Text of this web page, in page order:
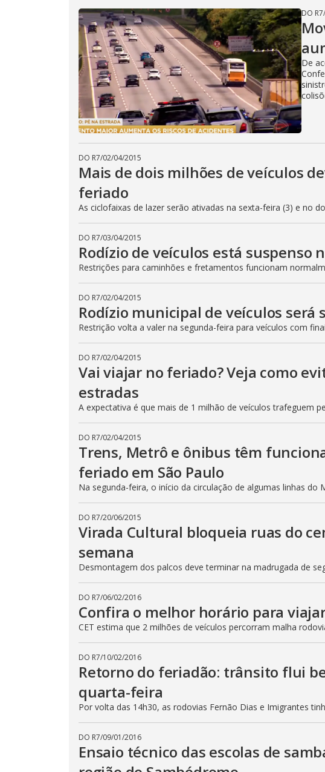
DO R7/
De
DO R7/02/04/2015
Mais de dois milhões de veículos
feriado
As ciclofaixas de lazer serão ativadas na sexta-feira (3) e no
DO R7/03/04/2015
Rodízio de veículos está suspenso
Restrições para caminhões e fretamentos funcionam
DO R7/02/04/2015
Rodízio municipal de veículos será
Restrição volta a valer na segunda-feira para veículos com
DO R7/02/04/2015
Vai viajar no feriado? Veja como
estradas
A expectativa é que mais de 1 milhão de veículos trafeguem
DO R7/02/04/2015
Trens, Metrô e ônibus têm
feriado em São Paulo
Na segunda-feira, o início da circulação de algumas linhas do
DO R7/20/06/2015
Virada Cultural bloqueia ruas do
semana
Desmontagem dos palcos deve terminar na madrugada de
DO R7/06/02/2016
Confira o melhor horário para
CET estima que 2 milhões de veículos percorram malha
DO R7/10/02/2016
Retorno do feriadão: trânsito flui
quarta-feira
Por volta das 14h30, as rodovias Fernão Dias e Imigrantes
DO R7/09/01/2016
Ensaio técnico das escolas de